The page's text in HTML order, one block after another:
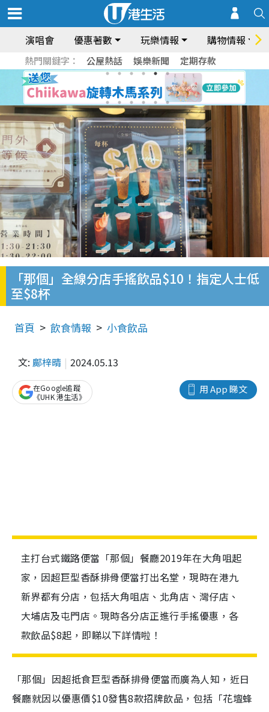
演唱會 優惠著數 玩樂情報 購物情報
熱門關鍵字： 公屋熱話 娛樂新聞 定期存款
「那個」全線分店手搖飲品$10！指定人士低
至$8杯
首頁 飲食情報 小食飲品
文: 鄺梓晴 2024.05.13
用 App 睇文
在Google追蹤
《UHK 港生活》
主打台式鐵路便當「那個」餐廳2019年在大角咀起
家，因超巨型香酥排骨便當打出名堂，現時在港九
新界都有分店，包括大角咀店、北角店、灣仔店、
大埔店及屯門店。現時各分店正進行手搖優惠，各
款飲品$8起，即睇以下詳情啦！
「那個」因超抵食巨型香酥排骨便當而廣為人知，近日
餐廳就因以優惠價$10發售8款招牌飲品，包括「花壇蜂